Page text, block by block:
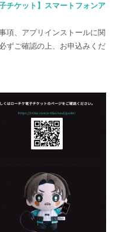
チケット】スマートフォンア
項、アプリインストールに関
ずご確認の上、お申込みくだ